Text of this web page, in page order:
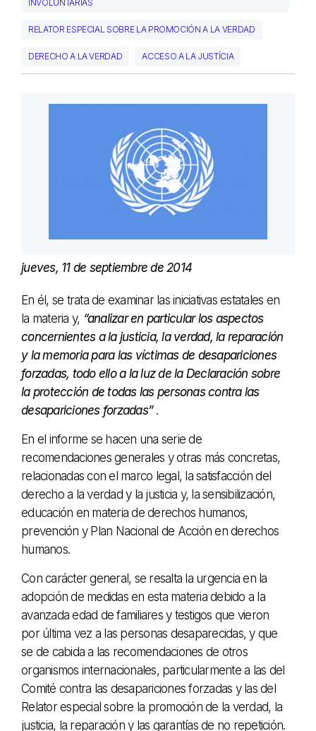
INVOLUNTARIAS
RELATOR ESPECIAL SOBRE LA PROMOCIÓN A LA VERDAD
DERECHO A LA VERDAD ACCESO A LA JUSTÍCIA
jueves, 11 de septiembre de 2014
En él, se trata de examinar las iniciativas estatales en
la materia y, “analizar en particular los aspectos
concernientes a la justicia, la verdad, la reparación
y la memoria para las víctimas de desapariciones
forzadas, todo ello a la luz de la Declaración sobre
la protección de todas las personas contra las
desapariciones forzadas” .
En el informe se hacen una serie de
recomendaciones generales y otras más concretas,
relacionadas con el marco legal, la satisfacción del
derecho a la verdad y la justicia y, la sensibilización,
educación en materia de derechos humanos,
prevención y Plan Nacional de Acción en derechos
humanos.
Con carácter general, se resalta la urgencia en la
adopción de medidas en esta materia debido a la
avanzada edad de familiares y testigos que vieron
por última vez a las personas desaparecidas, y que
se de cabida a las recomendaciones de otros
organismos internacionales, particularmente a las del
Comité contra las desapariciones forzadas y las del
Relator especial sobre la promoción de la verdad, la
justicia, la reparación y las garantías de no repetición.